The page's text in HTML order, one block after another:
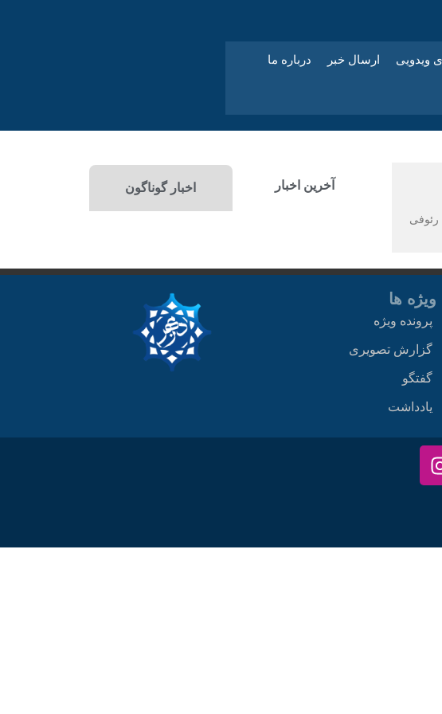
ویدویی ارسال خبر درباره ما
رئوفی
آخرین اخبار اخبار گوناگون
ویژه ها
پرونده ویژه
گزارش تصویری
گفتگو
یادداشت